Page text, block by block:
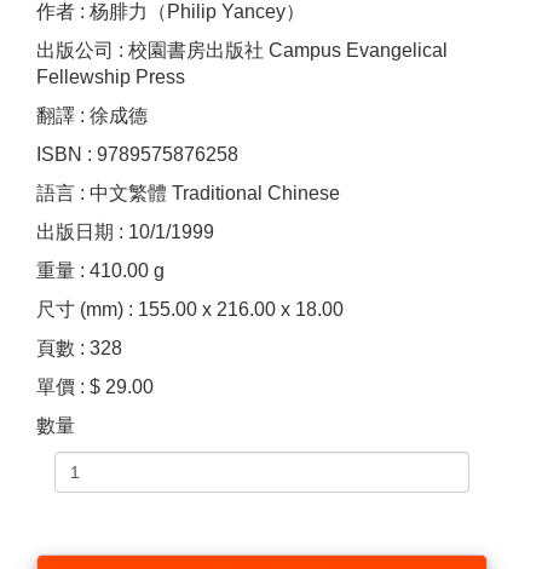
作者 : 杨腓力（Philip Yancey）
出版公司 : 校園書房出版社 Campus Evangelical
Fellewship Press
翻譯 : 徐成德
ISBN : 9789575876258
語言 : 中文繁體 Traditional Chinese
出版日期 : 10/1/1999
重量 : 410.00 g
尺寸 (mm) : 155.00 x 216.00 x 18.00
頁數 : 328
單價 : $ 29.00
數量